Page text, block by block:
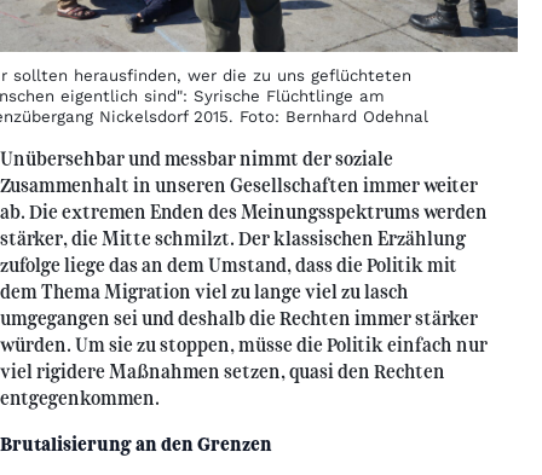
sollten herausfinden, wer die zu uns geflüchteten
eigentlich sind": Syrische Flüchtlinge am
Nickelsdorf 2015. Foto: Bernhard Odehnal
Unübersehbar und messbar nimmt der soziale
Zusammenhalt in unseren Gesellschaften immer weiter
ab. Die extremen Enden des Meinungsspektrums werden
stärker, die Mitte schmilzt. Der klassischen Erzählung
zufolge liege das an dem Umstand, dass die Politik mit
dem Thema Migration viel zu lange viel zu lasch
umgegangen sei und deshalb die Rechten immer stärker
würden. Um sie zu stoppen, müsse die Politik einfach nur
viel rigidere Maßnahmen setzen, quasi den Rechten
entgegenkommen.
Brutalisierung an den Grenzen